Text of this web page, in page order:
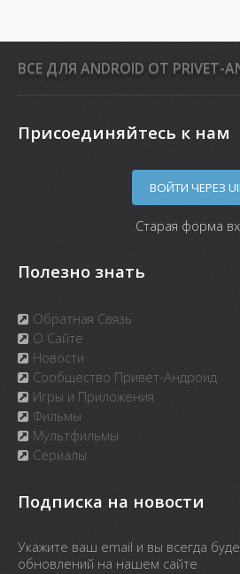
ВСЕ ДЛЯ ANDROID ОТ PRIVET-
Присоединяйтесь к нам
ВОЙТИ ЧЕРЕЗ
Старая форма
Полезно знать
Обратная Связь
О Сайте
Новости
Сообщество Привет-Андроид
Игры и Приложения
Фильмы
Мультфильмы
Сериалы
Подписка на новости
Укажите ваш email и вы всегда
обновлений на нашем сайте